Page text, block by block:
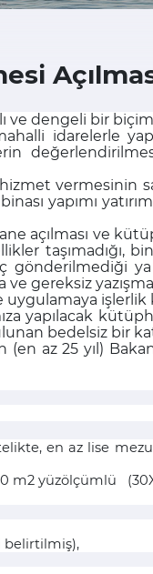
dengeli bir
idarelerle
yapımı
açılması ve
taşımadığı,
gönderilmediği
gereksiz
işlerlik
yapılacak
bedelsiz bir
(en az 25 yıl)
en az lise
m2
belirtilmiş),